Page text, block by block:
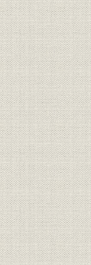
見据えた製品開発― 〔
クトロニクス技術でシ
野に、独自のシステム
蓄積した技術をさらに磨
交換器〔1954年~1960年〕